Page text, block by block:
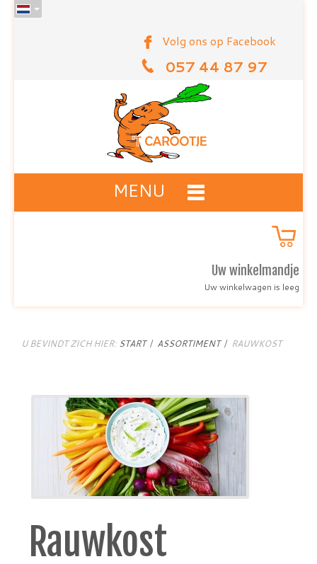
Volg ons op Facebook
057 44 87 97
MENU
Uw winkelmandje
Uw winkelwagen is leeg
U BEVINDT ZICH HIER: START ASSORTIMENT RAUWKOST
Rauwkost